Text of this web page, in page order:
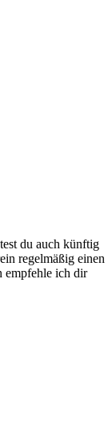
du auch künftig
regelmäßig einen
empfehle ich dir